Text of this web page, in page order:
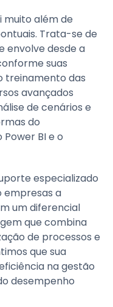
muito além de
Trata-se de
envolve desde a
suas
treinamento das
avançados
de cenários e
do
BI e o
especializado
empresas a
um diferencial
que combina
de processos e
que sua
na gestão
desempenho